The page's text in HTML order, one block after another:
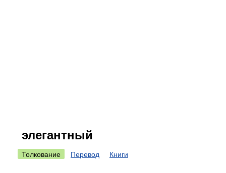
элегантный
Толкование Перевод Книги